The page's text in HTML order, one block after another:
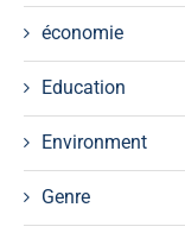
économie
Education
Environment
Genre